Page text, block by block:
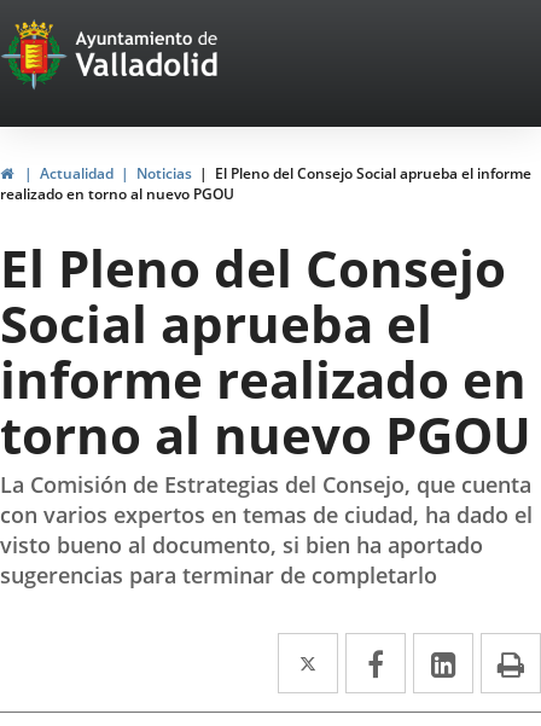
Portal
Web
del
Ayuntamiento
de
Valladolid
InicioActualidad Noticias
El Pleno del Consejo Social aprueba el informe
realizado en torno al nuevo PGOU
El Pleno del Consejo
Social aprueba el
informe realizado en
torno al nuevo PGOU
La Comisión de Estrategias del Consejo, que cuenta
con varios expertos en temas de ciudad, ha dado el
visto bueno al documento, si bien ha aportado
sugerencias para terminar de completarlo
Twitter
Enlace
a
Facebook
Enlace
a
Enlace
a